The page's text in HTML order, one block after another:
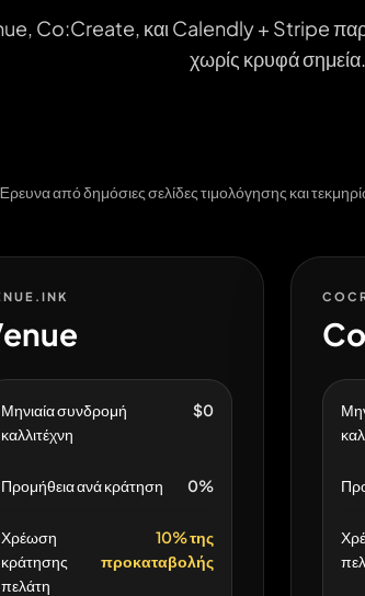
Co:Create, και Calendly + Stripe
χωρίς κρυφά σημεία.
από δημόσιες σελίδες τιμολόγησης και
Μηνιαία συνδρομή
καλλιτέχνη
$0
Προμήθεια ανά κράτηση 0%
Χρέωση
κράτησης
πελάτη
10% της
προκαταβολής